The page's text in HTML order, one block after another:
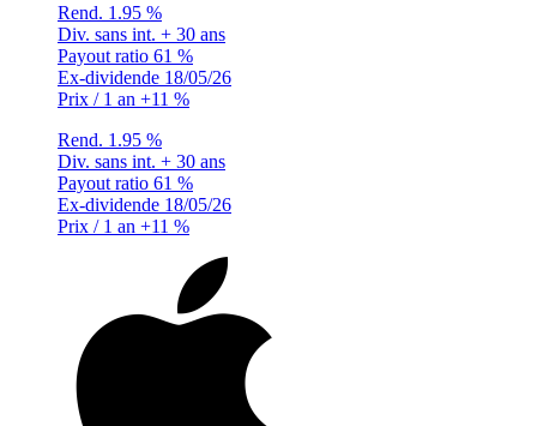
Rend. 1.95 %
Div. sans int. + 30 ans
Payout ratio 61 %
Ex-dividende 18/05/26
Prix / 1 an +11 %
Rend. 1.95 %
Div. sans int. + 30 ans
Payout ratio 61 %
Ex-dividende 18/05/26
Prix / 1 an +11 %